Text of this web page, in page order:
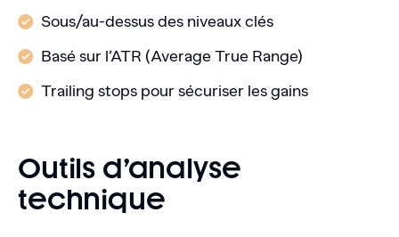
Sous/au-dessus des niveaux clés
Basé sur l’ATR (Average True Range)
Trailing stops pour sécuriser les gains
Outils d’analyse
technique